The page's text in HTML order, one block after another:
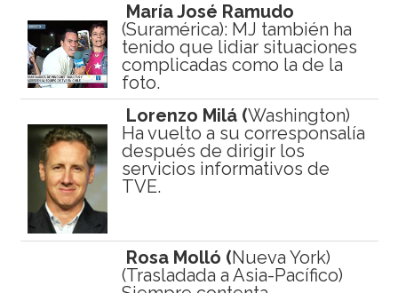
María José Ramudo
(Suramérica): MJ también ha
tenido que lidiar situaciones
complicadas como la de la
foto.
Lorenzo Milá (Washington)
Ha vuelto a su corresponsalía
después de dirigir los
servicios informativos de
TVE.
Rosa Molló (Nueva York)
(Trasladada a Asia-Pacífico)